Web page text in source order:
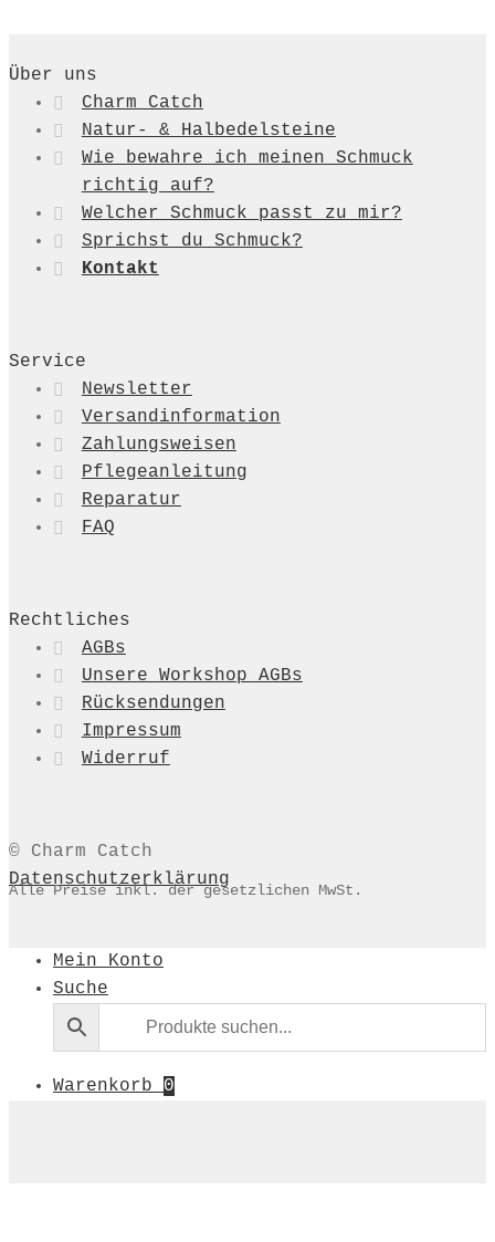
Über uns
Charm Catch
Natur- & Halbedelsteine
Wie bewahre ich meinen Schmuck
richtig auf?
Welcher Schmuck passt zu mir?
Sprichst du Schmuck?
Kontakt
Service
Newsletter
Versandinformation
Zahlungsweisen
Pflegeanleitung
Reparatur
FAQ
Rechtliches
AGBs
Unsere Workshop AGBs
Rücksendungen
Impressum
Widerruf
© Charm Catch
Datenschutzerklärung
Alle Preise inkl. der gesetzlichen MwSt.
Mein Konto
Suche
Warenkorb 0